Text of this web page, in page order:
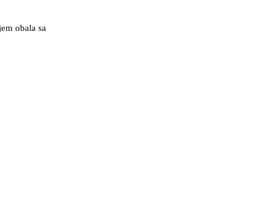
obala sa